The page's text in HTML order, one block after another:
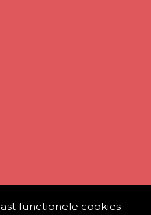
functionele cookies